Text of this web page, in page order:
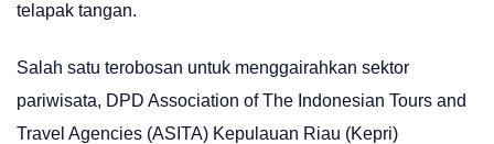
telapak tangan.
Salah satu terobosan untuk menggairahkan sektor
pariwisata, DPD Association of The Indonesian Tours and
Travel Agencies (ASITA) Kepulauan Riau (Kepri)